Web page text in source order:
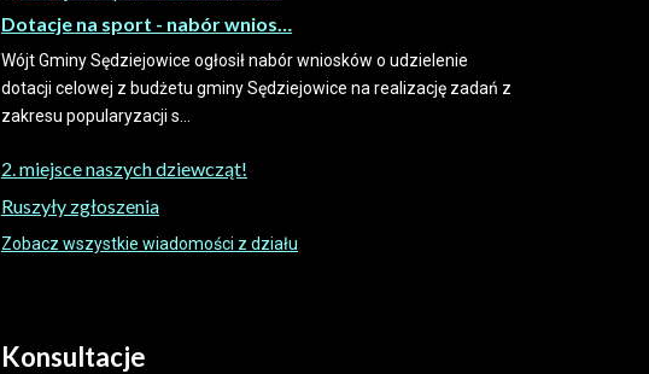
Dotacje na sport - nabór wnios…
Wójt Gminy Sędziejowice ogłosił nabór wniosków o udzielenie
dotacji celowej z budżetu gminy Sędziejowice na realizację zadań z
zakresu popularyzacji s...
2. miejsce naszych dziewcząt!
Ruszyły zgłoszenia
Zobacz wszystkie wiadomości z działu
Konsultacje